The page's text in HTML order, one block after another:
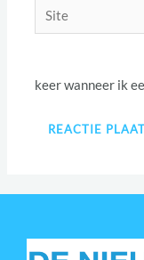
Site
keer wanneer ik